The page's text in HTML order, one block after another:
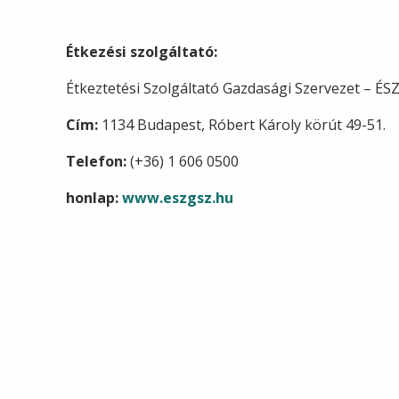
Étkezési szolgáltató:
Étkeztetési Szolgáltató Gazdasági Szervezet –
Cím:1134 Budapest, Róbert Károly körút 49-51.
Telefon:(+36) 1 606 0500
honlap:www.eszgsz.hu